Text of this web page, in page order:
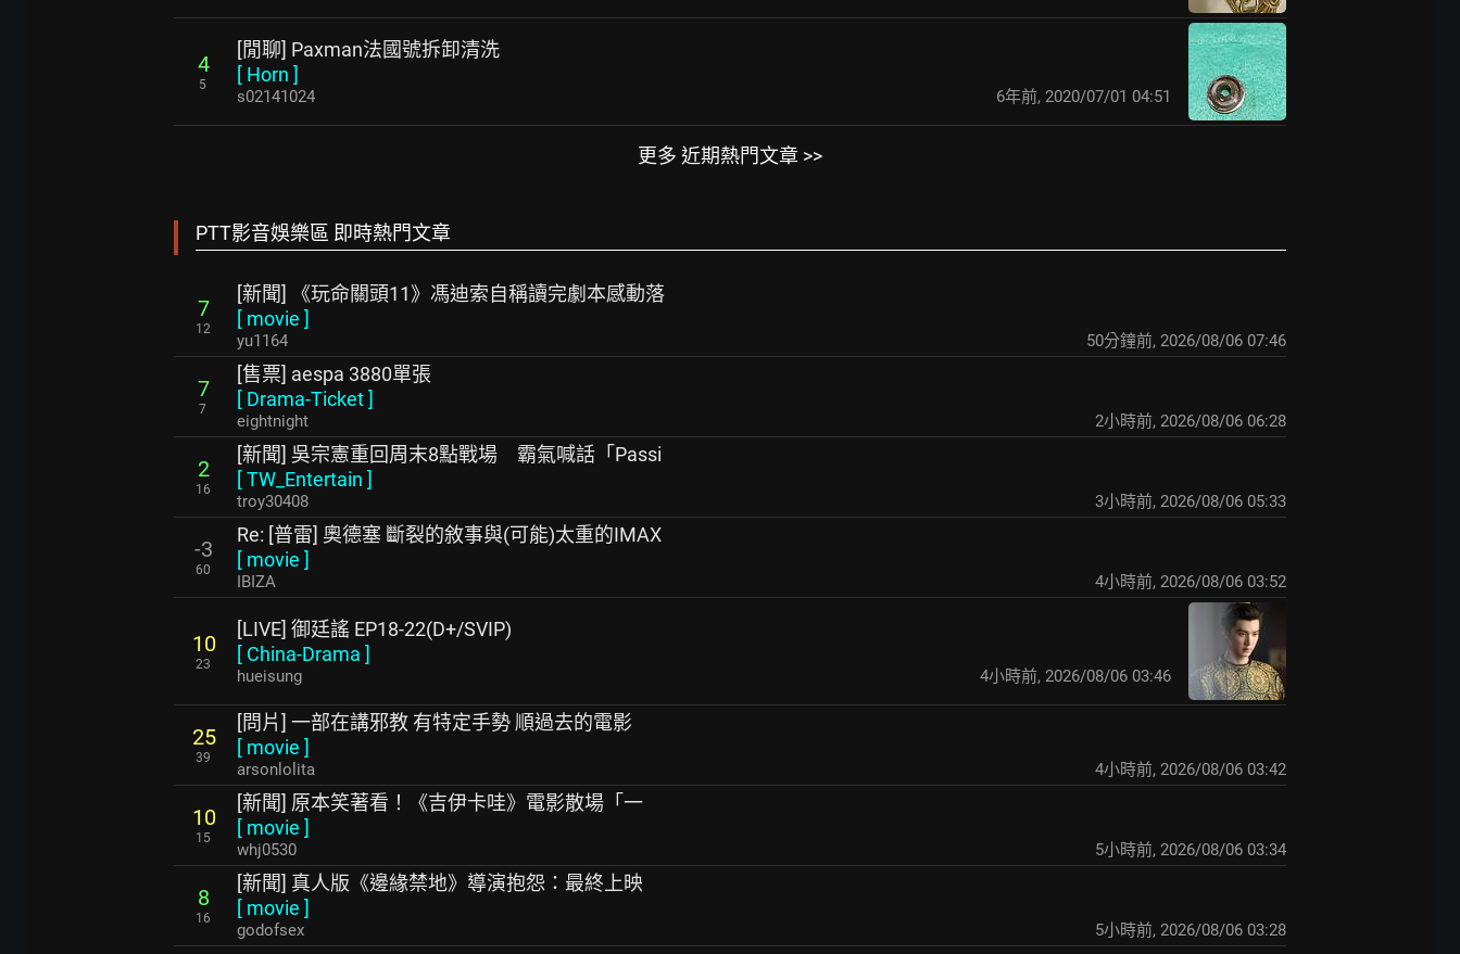
4
5
[閒聊] Paxman法國號拆卸清洗
[ Horn ]
s02141024 6年前, 2020/07/01 04:51
更多 近期熱門文章 >>
PTT影音娛樂區 即時熱門文章
7
12
[新聞] 《玩命關頭11》馮迪索自稱讀完劇本感動落
[ movie ]
yu1164 50分鐘前, 2026/08/06 07:46
7
7
[售票] aespa 3880單張
[ Drama-Ticket]
eightnight 2小時前, 2026/08/06 06:28
2
16
[新聞] 吳宗憲重回周末8點戰場 霸氣喊話「Passi
[TW_Entertain ]
troy30408 3小時前, 2026/08/06 05:33
-3
60
Re: [普雷] 奧德塞 斷裂的敘事與(可能)太重的IMAX
[ movie ]
IBIZA 4小時前, 2026/08/06 03:52
10
23
[LIVE] 御廷謠 EP18-22(D+/SVIP)
[ China-Drama ]
hueisung 4小時前, 2026/08/06 03:46
25
39
[問片] 一部在講邪教 有特定手勢 順過去的電影
[ movie ]
arsonlolita 4小時前, 2026/08/06 03:42
10
15
[新聞] 原本笑著看！《吉伊卡哇》電影散場「一
[ movie ]
whj0530 5小時前, 2026/08/06 03:34
8
16
[新聞] 真人版《邊緣禁地》導演抱怨：最終上映
[ movie ]
godofsex 5小時前, 2026/08/06 03:28